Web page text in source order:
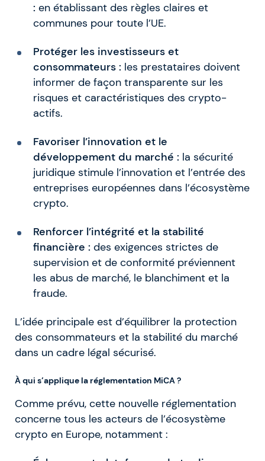
: en établissant des règles claires et
communes pour toute l’UE.
Protéger les investisseurs et
consommateurs : les prestataires doivent
informer de façon transparente sur les
risques et caractéristiques des crypto-
actifs.
Favoriser l’innovation et le
développement du marché : la sécurité
juridique stimule l’innovation et l’entrée des
entreprises européennes dans l’écosystème
crypto.
Renforcer l’intégrité et la stabilité
financière : des exigences strictes de
supervision et de conformité préviennent
les abus de marché, le blanchiment et la
fraude.
L’idée principale est d’équilibrer la protection
des consommateurs et la stabilité du marché
dans un cadre légal sécurisé.
À qui s’applique la réglementation MiCA ?
Comme prévu, cette nouvelle réglementation
concerne tous les acteurs de l’écosystème
crypto en Europe, notamment :